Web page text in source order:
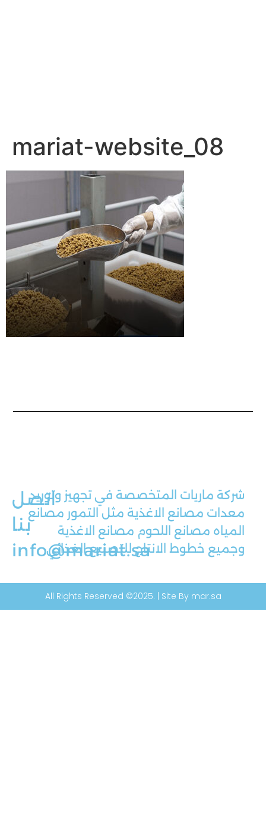
mariat-website_08
اتصل
بنا
info@mariat.sa
شركة ماريات المتخصصة في تجهيز وتوريد
معدات مصانع الاغذية مثل التمور مصانع
المياه مصانع اللحوم مصانع الاغذية
وجميع خطوط الانتاج للتصنيع الغذائي
All Rights Reserved ©2025. | Site By mar.sa